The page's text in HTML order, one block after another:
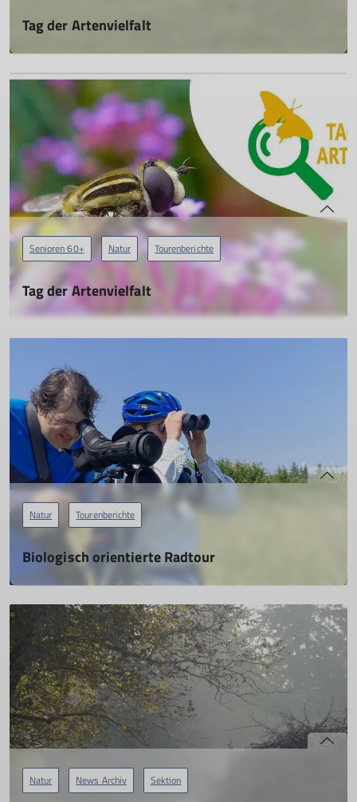
Tag der Artenvielfalt
24.05.2025
Wetterglück beim landesweiten Tag der Artenvielfalt!
mehr erfahren
Senioren 60+ Natur Tourenberichte
Tag der Artenvielfalt
11.06.2023
Natur Tourenberichte
Biologisch orientierte Radtour
03.06.2023
Was singt denn hier: Radeln und dabei die heimische
Vogelwelt erkunden
mehr erfahren
Natur News Archiv Sektion